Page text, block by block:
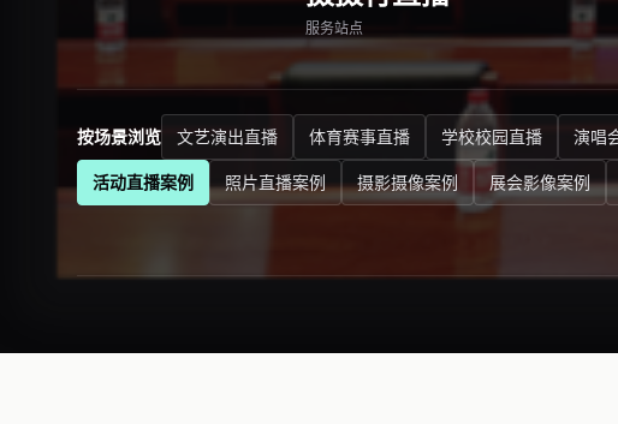
服务站点
按场景浏览 文艺演出直播 体育赛事直播 学校校园直播 演唱
活动直播案例
照片直播案例 摄影摄像案例 展会影像案例